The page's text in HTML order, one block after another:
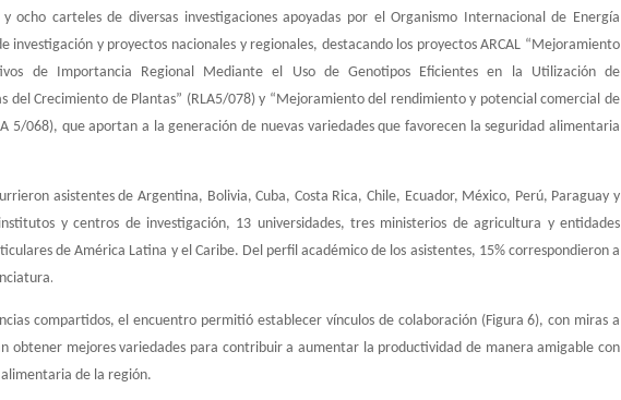
ocho carteles de diversas investigaciones apoyadas por el Organismo Internacional de Energía
investigación y proyectos nacionales y regionales, destacando los proyectos ARCAL “Mejoramiento
de Importancia Regional Mediante el Uso de Genotipos Eficientes en la Utilización de
del Crecimiento de Plantas” (RLA5/078) y “Mejoramiento del rendimiento y potencial comercial de
5/068), que aportan a la generación de nuevas variedades que favorecen la seguridad alimentaria
asistentes de Argentina, Bolivia, Cuba, Costa Rica, Chile, Ecuador, México, Perú, Paraguay y
y centros de investigación, 13 universidades, tres ministerios de agricultura y entidades
de América Latina y el Caribe. Del perfil académico de los asistentes, 15% correspondieron a
.
compartidos, el encuentro permitió establecer vínculos de colaboración (Figura 6), con miras a
obtener mejores variedades para contribuir a aumentar la productividad de manera amigable con
de la región.